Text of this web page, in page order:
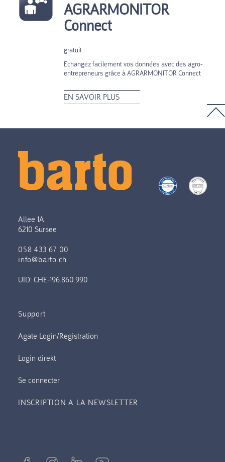
AGRARMONITOR
Connect
gratuit
Echangez facilement vos données avec des agro-
entrepreneurs grâce à AGRARMONITOR Connect
EN SAVOIR PLUS
Allee 1A
6210 Sursee
058 433 67 00
info@barto.ch
UID: CHE-196.860.990
Support
Se connecter
INSCRIPTION A LA NEWSLETTER